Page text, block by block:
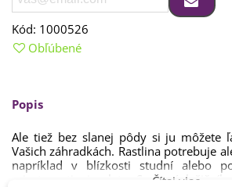
Kód: 1000526
Obľúbené
Popis
Ale tiež bez slanej pôdy si ju môžete
Vašich záhradkách. Rastlina potrebuje
napríklad v blízkosti studní alebo
Semená lyžičníku
Čítaj viac